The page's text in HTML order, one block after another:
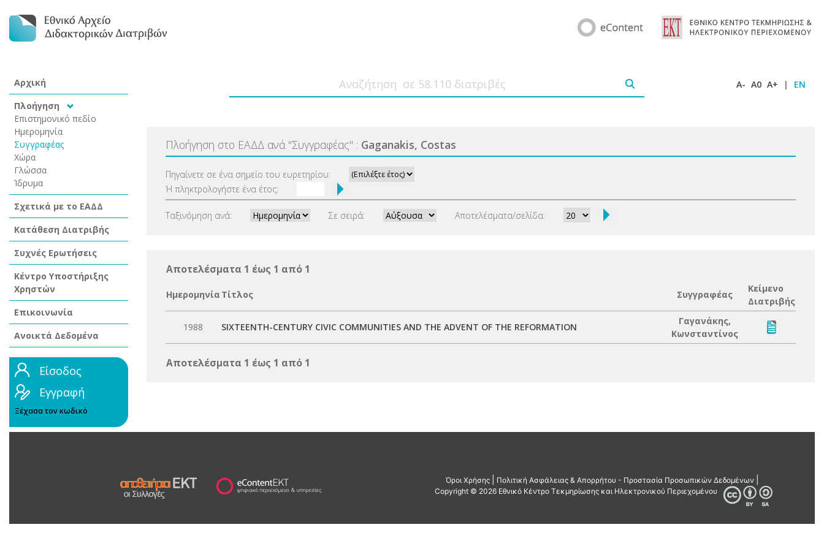
Αρχική
Πλοήγηση
Επιστημονικό πεδίο
Ημερομηνία
Συγγραφέας
Χώρα
Γλώσσα
Ίδρυμα
Σχετικά με το ΕΑΔΔ
Κατάθεση Διατριβής
Συχνές Ερωτήσεις
Κέντρο Υποστήριξης
Χρηστών
Επικοινωνία
Ανοικτά Δεδομένα
Είσοδος
Εγγραφή
Ξέχασα τον κωδικό
A- A0 A+ | EN
Πλοήγηση στο ΕΑΔΔ ανά "Συγγραφέας" : Gaganakis, Costas
Πηγαίνετε σε ένα σημείο του ευρετηρίου:
Ή πληκτρολογήστε ένα έτος:
Ταξινόμηση ανά: Σε σειρά: Αποτελέσματα/σελίδα:
Αποτελέσματα 1 έως 1 από 1
Ημερομηνία Τίτλος Συγγραφέας
Κείμενο
Διατριβής
1988 SIXTEENTH-CENTURY CIVIC COMMUNITIES AND THE ADVENT OF THE REFORMATION
Γαγανάκης,
Κωνσταντίνος
Αποτελέσματα 1 έως 1 από 1